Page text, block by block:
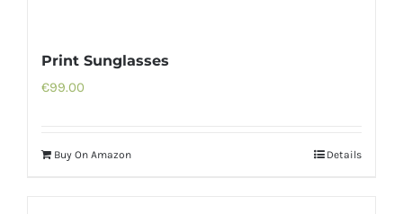
Print Sunglasses
€99.00
Buy On Amazon Details